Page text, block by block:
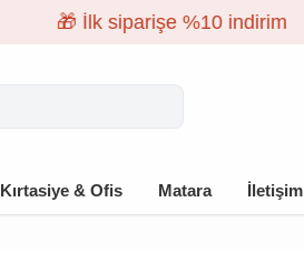
Kırtasiye & Ofis Matara İletişim